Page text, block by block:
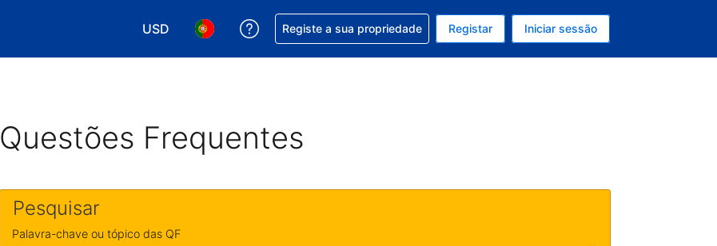
USD
Escolha a sua moeda. A sua moeda atual é Dólar dos EUA
Escolha o seu idioma. O seu idioma atual é Português
Obtenha ajuda com a sua reserva
Registe a sua propriedade Registar Iniciar sessão
Questões Frequentes
Pesquisar
Palavra-chave ou tópico das QF